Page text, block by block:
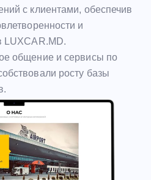
с клиентами, обеспечив
и
LUXCAR.MD.
общение и сервисы по
росту базы